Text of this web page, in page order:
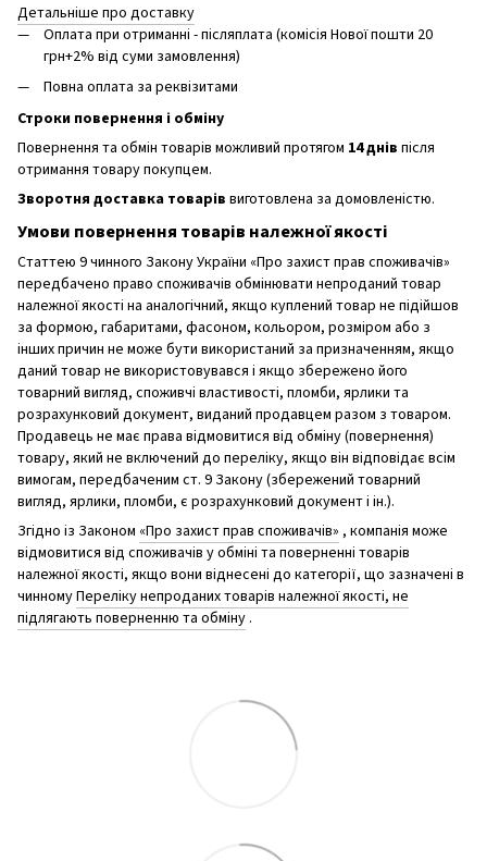
Детальніше про доставку
Оплата при отриманні - післяплата (комісія Нової пошти 20
грн+2% від суми замовлення)
Повна оплата за реквізитами
Строки повернення і обміну
Повернення та обмін товарів можливий протягом 14 днів після
отримання товару покупцем.
Зворотня доставка товарів виготовлена ​​за домовленістю.
Умови повернення товарів належної якості
Статтею 9 чинного Закону України «Про захист прав споживачів»
передбачено право споживачів обмінювати непроданий товар
належної якості на аналогічний, якщо куплений товар не підійшов
за формою, габаритами, фасоном, кольором, розміром або з
інших причин не може бути використаний за призначенням, якщо
даний товар не використовувався і якщо збережено його
товарний вигляд, споживчі властивості, пломби, ярлики та
розрахунковий документ, виданий продавцем разом з товаром.
Продавець не має права відмовитися від обміну (повернення)
товару, який не включений до переліку, якщо він відповідає всім
вимогам, передбаченим ст. 9 Закону (збережений товарний
вигляд, ярлики, пломби, є розрахунковий документ і ін.).
Згідно із Законом «Про захист прав споживачів» , компанія може
відмовитися від споживачів у обміні та поверненні товарів
належної якості, якщо вони віднесені до категорії, що зазначені в
чинномуПереліку непроданих товарів належної якості, не
підлягають поверненню та обміну .